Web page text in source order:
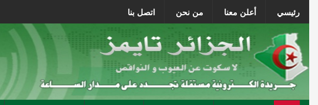
رئيسي أعلن معنا من نحن اتصل بنا